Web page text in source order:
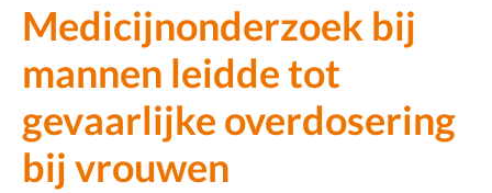
Medicijnonderzoek bij
mannen leidde tot
gevaarlijke overdosering
bij vrouwen